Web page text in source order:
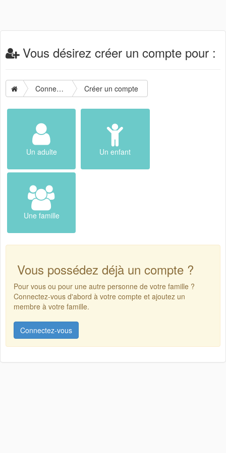
Vous désirez créer un compte pour :
Connexion Créer un compte
Un adulte Un enfant
Une famille
Vous possédez déjà un compte ?
Pour vous ou pour une autre personne de votre famille ?
Connectez-vous d'abord à votre compte et ajoutez un
membre à votre famille.
Connectez-vous